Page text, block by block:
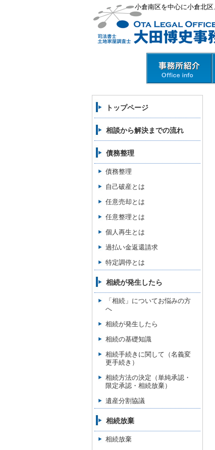
小倉南区を中心に小倉北
トップページ
相談から解決までの流れ
債務整理
債務整理
自己破産とは
任意売却とは
任意整理とは
個人再生とは
過払い金返還請求
特定調停とは
相続が発生したら
「相続」についてお悩みの方
へ
相続が発生したら
相続の基礎知識
相続手続きに関して（名義変
更手続き）
相続方法の決定（単純承認・
限定承認・相続放棄）
遺産分割協議
相続放棄
相続放棄